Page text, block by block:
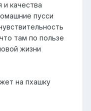
качества
пусси
там по пользе
жизни
на пхашку